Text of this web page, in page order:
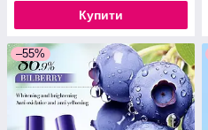
Купити
–55%